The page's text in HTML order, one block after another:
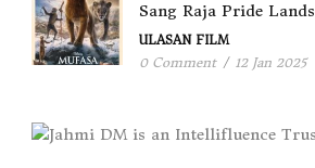
Sang Raja Pride Lands
ULASAN FILM
0 Comment / 12 Jan 2025